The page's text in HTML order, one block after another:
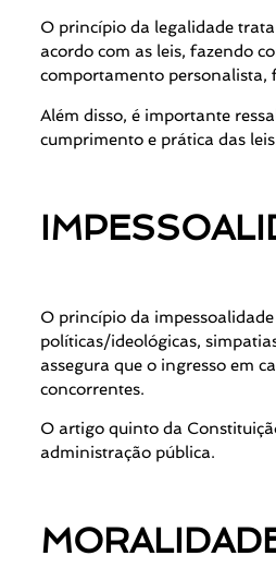
O princípio da legalidade
acordo com as leis, fazendo
comportamento personalista,
Além disso, é importante
cumprimento e prática das
O princípio da
políticas/ideológicas,
assegura que o ingresso em
concorrentes.
O artigo quinto da
administração pública.